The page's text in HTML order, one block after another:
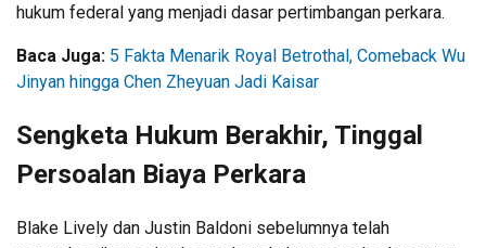
hukum federal yang menjadi dasar pertimbangan perkara.
Baca Juga: 5 Fakta Menarik Royal Betrothal, Comeback Wu
Jinyan hingga Chen Zheyuan Jadi Kaisar
Sengketa Hukum Berakhir, Tinggal
Persoalan Biaya Perkara
Blake Lively dan Justin Baldoni sebelumnya telah